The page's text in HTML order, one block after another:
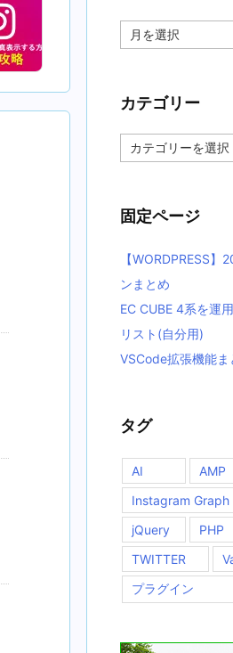
ー
ブ
カテゴリー
テ
ー
固定ページ
【WORDPRESS
ンまとめ
EC CUBE 4系を運
リスト(自分用)
VSCode拡張機能ま
タグ
AI AMP
Instagram Graph
jQuery
PHP
TWITTER
プラグイン